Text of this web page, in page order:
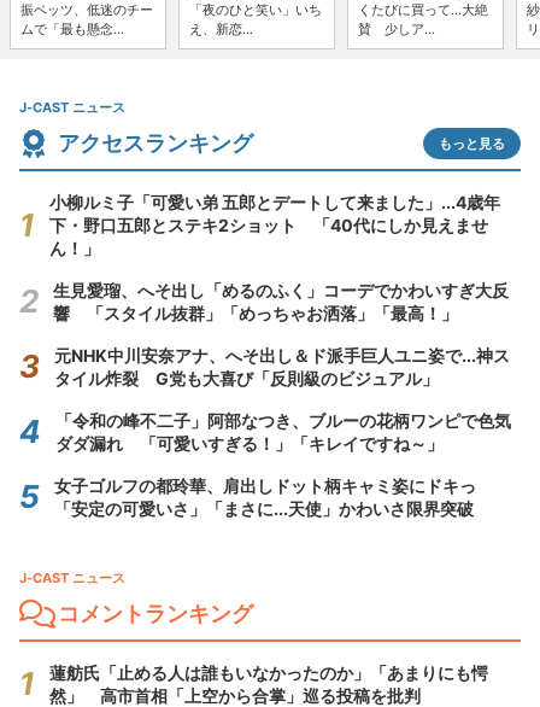
振ベッツ、低迷のチー
ムで「最も懸念...
「夜のひと笑い」いち
え、新恋...
くたびに買って...大絶
賛 少しア...
J-CAST ニュース
アクセスランキング もっと見る
小柳ルミ子「可愛い弟 五郎とデートして来ました」...4歳年
下・野口五郎とステキ2ショット 「40代にしか見えませ
ん！」
生見愛瑠、へそ出し「めるのふく」コーデでかわいすぎ大反
響 「スタイル抜群」「めっちゃお洒落」「最高！」
元NHK中川安奈アナ、へそ出し＆ド派手巨人ユニ姿で...神ス
タイル炸裂 G党も大喜び「反則級のビジュアル」
「令和の峰不二子」阿部なつき、ブルーの花柄ワンピで色気
ダダ漏れ 「可愛いすぎる！」「キレイですね～」
女子ゴルフの都玲華、肩出しドット柄キャミ姿にドキっ
「安定の可愛いさ」「まさに...天使」かわいさ限界突破
J-CAST ニュース
コメントランキング
蓮舫氏「止める人は誰もいなかったのか」「あまりにも愕
然」 高市首相「上空から合掌」巡る投稿を批判